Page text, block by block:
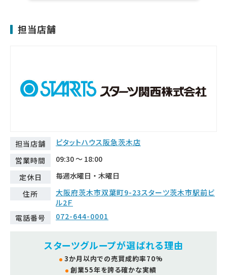
担当店舗
担当店舗
ピタットハウス阪急茨木店
営業時間
09:30 ～ 18:00
定休日
毎週水曜日・木曜日
住所
大阪府茨木市双葉町9-23スターツ茨木市駅前ビ
ル2Ｆ
電話番号
072-644-0001
スターツグループが選ばれる理由
3か月以内での売買成約率70%
創業55年を誇る確かな実績